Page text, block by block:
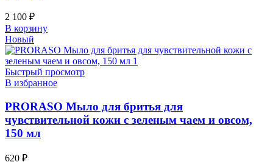
2 100 ₽
В корзину
Новый
Быстрый просмотр
В избранное
PRORASO Мыло для бритья для
чувствительной кожи с зеленым чаем и овсом,
150 мл
620 ₽